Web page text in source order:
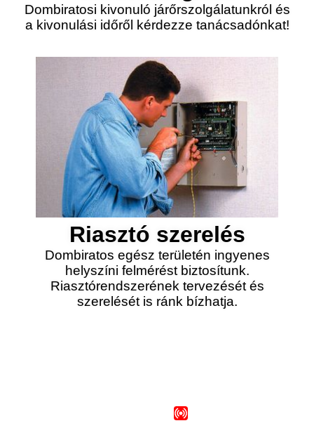
Dombiratosi kivonuló járőrszolgálatunkról és
a kivonulási időről kérdezze tanácsadónkat!
Riasztó szerelés
Dombiratos egész területén ingyenes
helyszíni felmérést biztosítunk.
Riasztórendszerének tervezését és
szerelését is ránk bízhatja.